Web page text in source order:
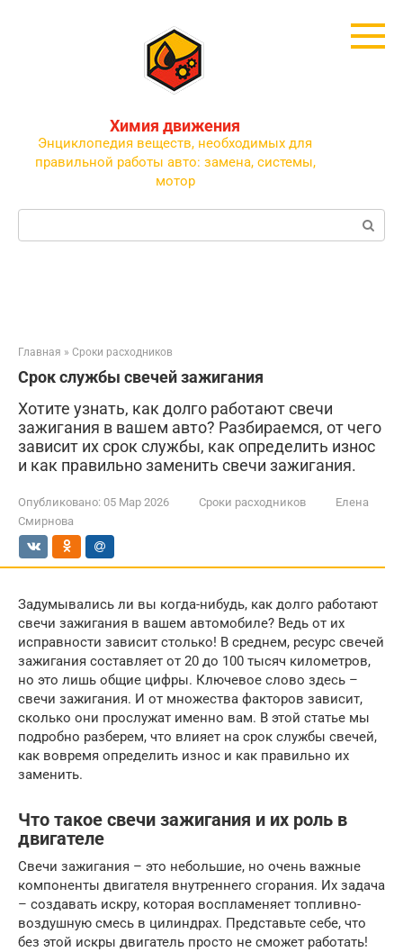
Химия движения
Энциклопедия веществ, необходимых для
правильной работы авто: замена, системы,
мотор
Поиск:
Главная » Сроки расходников
Срок службы свечей зажигания
Хотите узнать, как долго работают свечи
зажигания в вашем авто? Разбираемся, от чего
зависит их срок службы, как определить износ
и как правильно заменить свечи зажигания.
Опубликовано: 05 Мар 2026 Сроки расходников
Елена
Смирнова
Задумывались ли вы когда-нибудь, как долго работают
свечи зажигания в вашем автомобиле? Ведь от их
исправности зависит столько! В среднем, ресурс свечей
зажигания составляет от 20 до 100 тысяч километров,
но это лишь общие цифры. Ключевое слово здесь –
свечи зажигания. И от множества факторов зависит,
сколько они прослужат именно вам. В этой статье мы
подробно разберем, что влияет на срок службы свечей,
как вовремя определить износ и как правильно их
заменить.
Что такое свечи зажигания и их роль в
двигателе
Свечи зажигания – это небольшие, но очень важные
компоненты двигателя внутреннего сгорания. Их задача
– создавать искру, которая воспламеняет топливно-
воздушную смесь в цилиндрах. Представьте себе, что
без этой искры двигатель просто не сможет работать!